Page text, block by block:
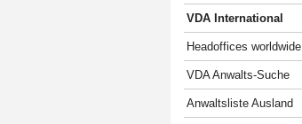
VDA International
Headoffices worldwide
VDA Anwalts-Suche
Anwaltsliste Ausland